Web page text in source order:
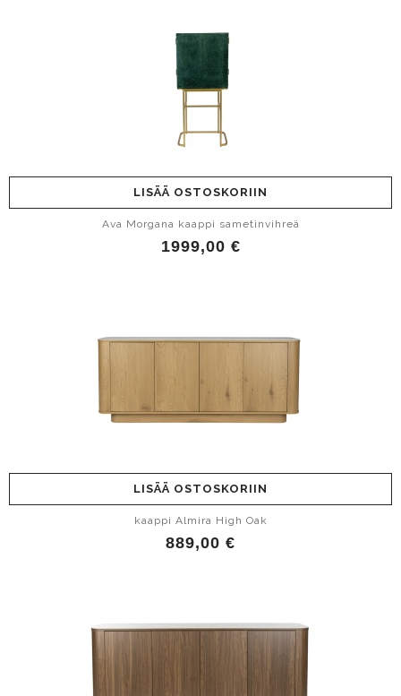
LISÄÄ OSTOSKORIIN
Ava Morgana kaappi sametinvihreä
1999,00 €
LISÄÄ OSTOSKORIIN
kaappi Almira High Oak
889,00 €